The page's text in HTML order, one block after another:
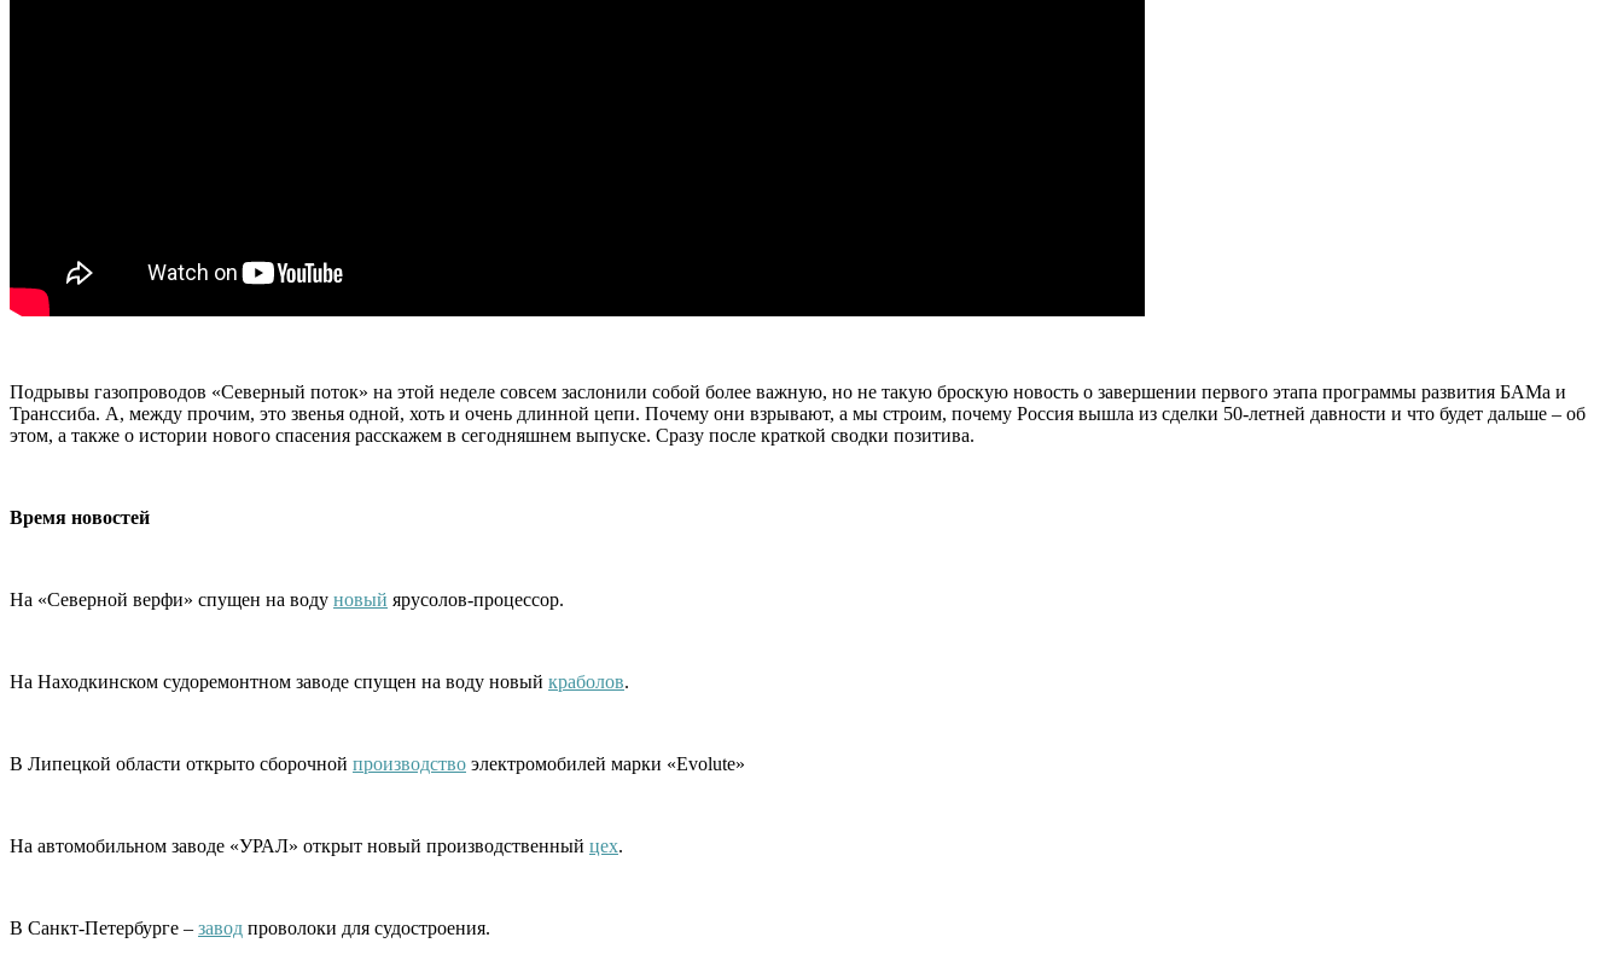
Подрывы газопроводов «Северный поток» на этой неделе совсем заслонили собой более важную, но не такую броскую новость о завершении первого этапа программы развития БАМа и
Транссиба. А, между прочим, это звенья одной, хоть и очень длинной цепи. Почему они взрывают, а мы строим, почему Россия вышла из сделки 50-летней давности и что будет дальше – об
этом, а также о истории нового спасения расскажем в сегодняшнем выпуске. Сразу после краткой сводки позитива.
Время новостей
На «Северной верфи» спущен на воду новый ярусолов-процессор.
На Находкинском судоремонтном заводе спущен на воду новый краболов.
В Липецкой области открыто сборочной производство электромобилей марки «Evolute»
На автомобильном заводе «УРАЛ» открыт новый производственный цех.
В Санкт-Петербурге – завод проволоки для судостроения.